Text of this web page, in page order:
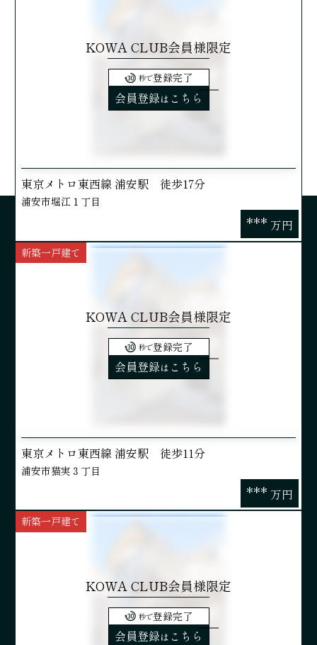
KOWA CLUB会員様限定
秒で登録完了
会員登録は こちら
東京メトロ東西線 浦安駅 徒歩17分
浦安市堀江１丁目
*** 万円
新築一戸建て
KOWA CLUB会員様限定
秒で登録完了
会員登録は こちら
東京メトロ東西線 浦安駅 徒歩11分
浦安市猫実３丁目
*** 万円
新築一戸建て
KOWA CLUB会員様限定
秒で登録完了
会員登録は こちら